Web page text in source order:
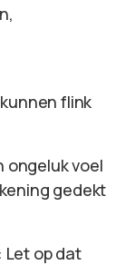
flink
ongeluk voel
gedekt
: Let op dat